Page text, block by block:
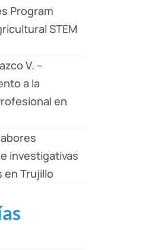
Program
STEM
V. –
a la
en
investigativas
en Trujillo